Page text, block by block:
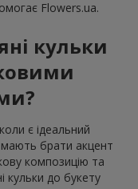
Flowers.ua.
кульки
є ідеальний
мають брати акцент
композицію та
кульки до букету